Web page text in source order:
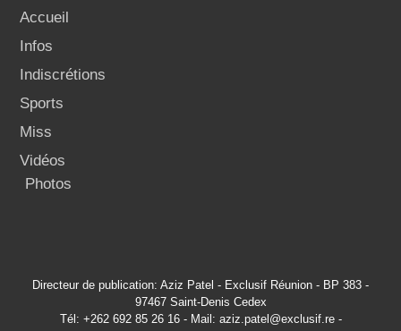
Accueil
Infos
Indiscrétions
Sports
Miss
Vidéos
Photos
Directeur de publication: Aziz Patel - Exclusif Réunion - BP 383 -
97467 Saint-Denis Cedex
Tél: +262 692 85 26 16 - Mail: aziz.patel@exclusif.re -